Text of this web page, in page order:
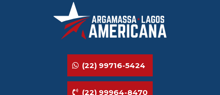
(22) 99716-5424
(22) 99964-8470